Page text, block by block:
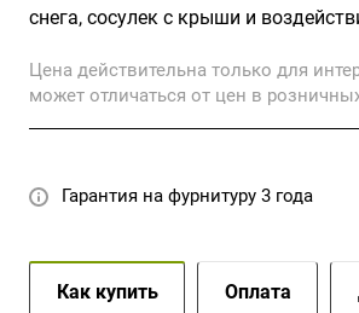
снега, сосулек с крыши и
Цена действительна только для
может отличаться от цен в
Гарантия на фурнитуру 3 года
Как купить Оплата